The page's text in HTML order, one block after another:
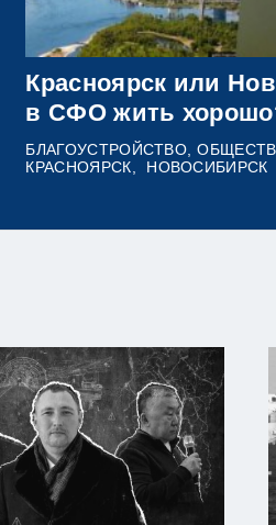
Красноярск или
в СФО жить
БЛАГОУСТРОЙСТВО
КРАСНОЯРСК
НОВОСИБИРСК